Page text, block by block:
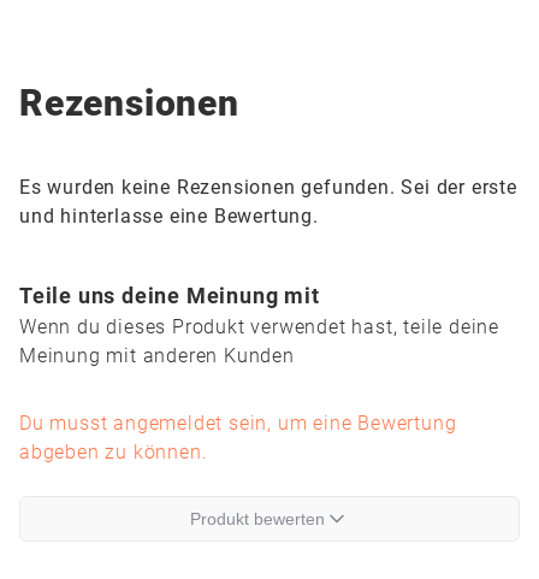
Rezensionen
Es wurden keine Rezensionen gefunden. Sei der erste
und hinterlasse eine Bewertung.
Teile uns deine Meinung mit
Wenn du dieses Produkt verwendet hast, teile deine
Meinung mit anderen Kunden
Du musst angemeldet sein, um eine Bewertung
abgeben zu können.
Produkt bewerten